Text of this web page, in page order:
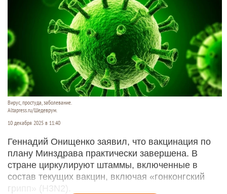
Вирус, простуда, заболевание.
Altapress.ru/Шедеврум.
10 декабря 2025 в 11:40
Геннадий Онищенко заявил, что вакцинация по
плану Минздрава практически завершена. В
стране циркулируют штаммы, включенные в
состав текущих вакцин, включая «гонконгский
грипп» (H3N2).